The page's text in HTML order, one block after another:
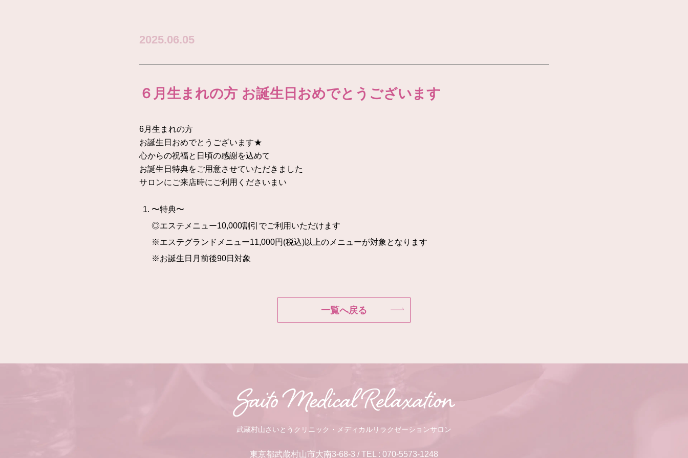
2025.06.05
６月生まれの方 お誕生日おめでとうございます
6月生まれの方
お誕生日おめでとうございます★
心からの祝福と日頃の感謝を込めて
お誕生日特典をご用意させていただきました
サロンにご来店時にご利用くださいまい
〜特典〜
◎エステメニュー10,000割引でご利用いただけます
※エステグランドメニュー11,000円(税込)以上のメニューが対象となります
※お誕生日月前後90日対象
一覧へ戻る
武蔵村山さいとうクリニック・メディカルリラクゼーションサロン
東京都武蔵村山市大南3-68-3 / TEL : 070-5573-1248